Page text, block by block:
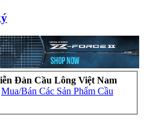
Đàn Cầu Lông Việt Nam
Mua/Bán Các Sản Phẩm Cầu